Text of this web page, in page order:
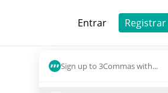
Entrar Registrar
Sign up to 3Commas with...